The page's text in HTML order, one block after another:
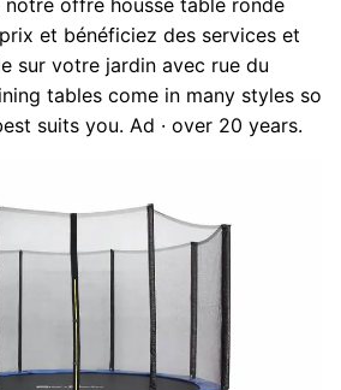
offre housse table ronde
et bénéficiez des services et
sur votre jardin avec rue du
tables come in many styles so
suits you. Ad · over 20 years.